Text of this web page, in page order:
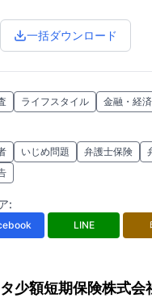
一括ダウンロード
ライフスタイル 金融・経済
いじめ問題 弁護士保険
:
LINE
少額短期保険株式会